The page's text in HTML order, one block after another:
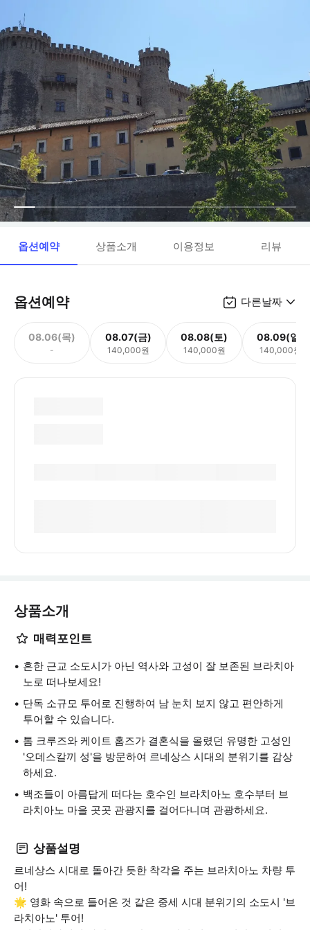
옵션예약 상품소개 이용정보 리뷰
옵션예약 다른날짜
08.06(목)
-
08.07(금)
140,000원
08.08(토)
140,000원
08.09(일)
140,000원
상품소개
매력포인트
흔한 근교 소도시가 아닌 역사와 고성이 잘 보존된 브라치아
노로 떠나보세요!
단독 소규모 투어로 진행하여 남 눈치 보지 않고 편안하게
투어할 수 있습니다.
톰 크루즈와 케이트 홈즈가 결혼식을 올렸던 유명한 고성인
'오데스칼끼 성'을 방문하여 르네상스 시대의 분위기를 감상
하세요.
백조들이 아름답게 떠다는 호수인 브라치아노 호수부터 브
라치아노 마을 곳곳 관광지를 걸어다니며 관광하세요.
상품설명
르네상스 시대로 돌아간 듯한 착각을 주는 브라치아노 차량 투
어!
🌟 영화 속으로 들어온 것 같은 중세 시대 분위기의 소도시 '브
라치아노' 투어!